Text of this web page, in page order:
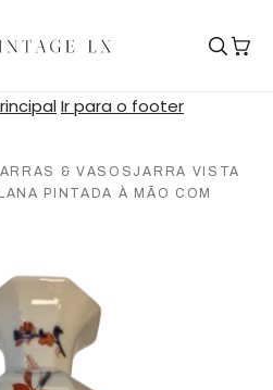
Ir para o footer
& VASOS JARRA VISTA
PINTADA À MÃO COM